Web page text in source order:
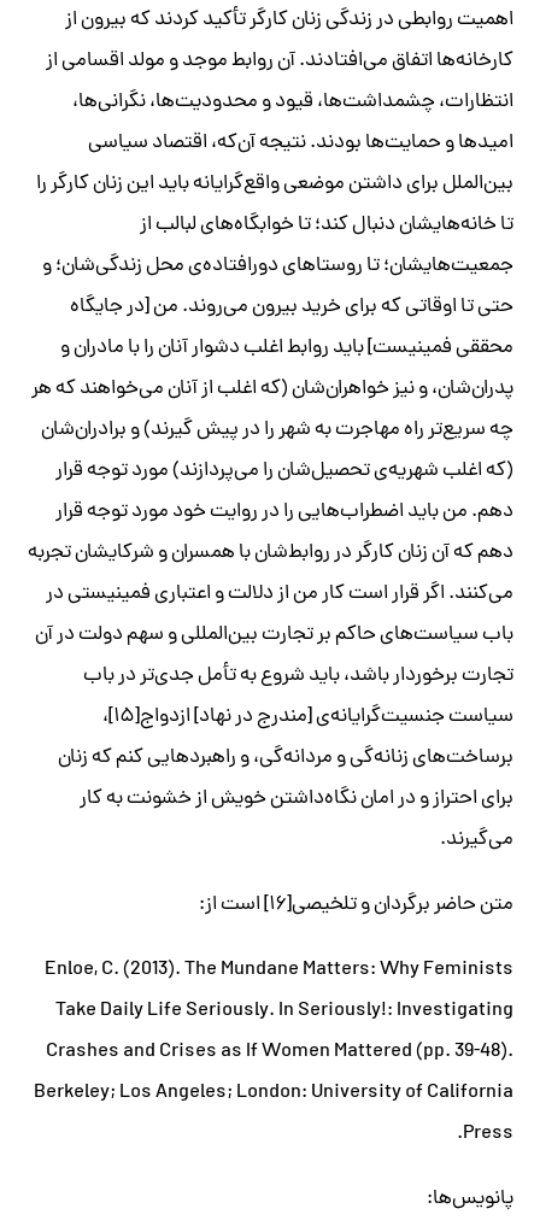
اهمیت روابطی در زندگی زنان کارگر تأکید کردند که بیرون از
کارخانه‌ها اتفاق می‌افتادند. آن روابط موجد و مولد اقسامی از
انتظارات، چشمداشت‌ها، قیود و محدودیت‌ها، نگرانی‌ها،
امیدها و حمایت‌ها بودند. نتیجه آن‌که، اقتصاد سیاسی
بین‌الملل برای داشتن موضعی واقع‌گرایانه باید این زنان کارگر را
تا خانه‌هایشان دنبال کند؛ تا خوابگاه‌های لبالب از
جمعیت‌هایشان؛ تا روستاهای دورافتاده‌ی محل زندگی‌شان؛ و
حتی تا اوقاتی که برای خرید بیرون می‌روند. من [در جایگاه
محققی فمینیست] باید روابط اغلب دشوار آنان را با مادران و
پدران‌شان، و نیز خواهران‌شان (که اغلب از آنان می‌خواهند که هر
چه سریع‌تر راه مهاجرت به شهر را در پیش گیرند) و برادران‌شان
(که اغلب شهریه‌ی تحصیل‌شان را می‌پردازند) مورد توجه قرار
دهم. من باید اضطراب‌هایی را در روایت خود مورد توجه قرار
دهم که آن زنان کارگر در روابط‌شان با همسران و شرکایشان تجربه
‌می‌کنند. اگر قرار است کار من از دلالت و اعتباری فمینیستی در
باب سیاست‌های حاکم بر تجارت بین‌المللی و سهم دولت در آن
تجارت برخوردار باشد، باید شروع به تأمل جدی‌تر در باب
سیاست جنسیت‌گرایانه‌ی [مندرج در نهاد] ازدواج[۱۵]،
برساخت‌های زنانه‌گی و مردانه‌گی، و راهبردهایی کنم که زنان
برای احتراز و در امان نگاه‌داشتن خویش از خشونت به کار
می‌گیرند.
متن حاضر برگردان و تلخیصی[۱۶] است از:
Enloe, C. (2013). The Mundane Matters: Why Feminists
Take Daily Life Seriously. In Seriously!: Investigating
Crashes and Crises as If Women Mattered (pp. 39-48).
Berkeley; Los Angeles; London: University of California
Press.
پانویس‌ها: